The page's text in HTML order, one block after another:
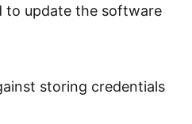
to update the software
storing credentials